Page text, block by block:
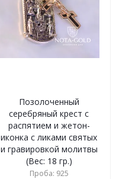
Позолоченный
серебряный крест с
распятием и жетон-
иконка с ликами святых
и гравировкой молитвы
(Вес: 18 гр.)
Проба: 925